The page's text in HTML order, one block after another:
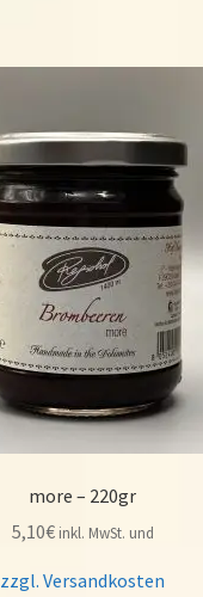
more – 220gr
5,10€ inkl. MwSt. und
zzgl. Versandkosten